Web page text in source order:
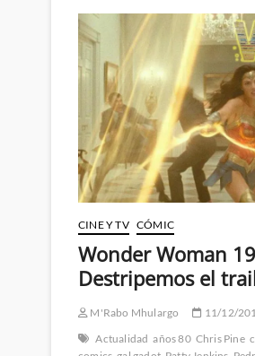
Wonder
Woman
1984
y
primer
vistazo
a
Black
Adam…
¡Y
la
JSA!
CINE Y TV CÓMIC
Wonder Woman
Destripemos el
M'Rabo Mhulargo 11/12/
Actualidad años 80 Chris Pine